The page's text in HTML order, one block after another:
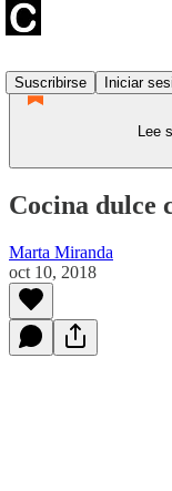
Suscribirse
Iniciar
Lee
Cocina dulce
Marta Miranda
oct 10, 2018